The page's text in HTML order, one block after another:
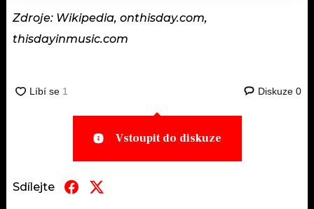
Zdroje: Wikipedia, onthisday.com,
thisdayinmusic.com
Diskuze 0
Vstoupit do diskuze
Sdílejte